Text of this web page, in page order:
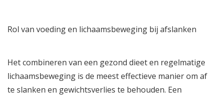
Rol van voeding en lichaamsbeweging bij afslanken
Het combineren van een gezond dieeten regelmatige
lichaamsbeweging is de meest effectieve manier om af
te slanken en gewichtsverlies te behouden. Een